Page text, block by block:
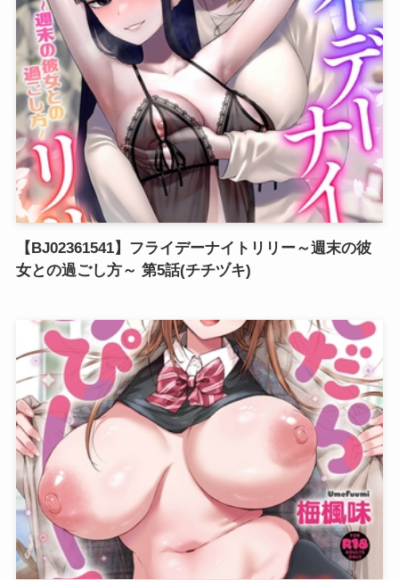
【BJ02361541】フライデーナイトリリー～週末の彼
女との過ごし方～ 第5話(チチヅキ)